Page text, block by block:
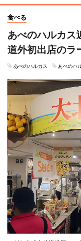
食べる
あべのハルカ
道外初出店のラ
あべのハルカス あべのハ